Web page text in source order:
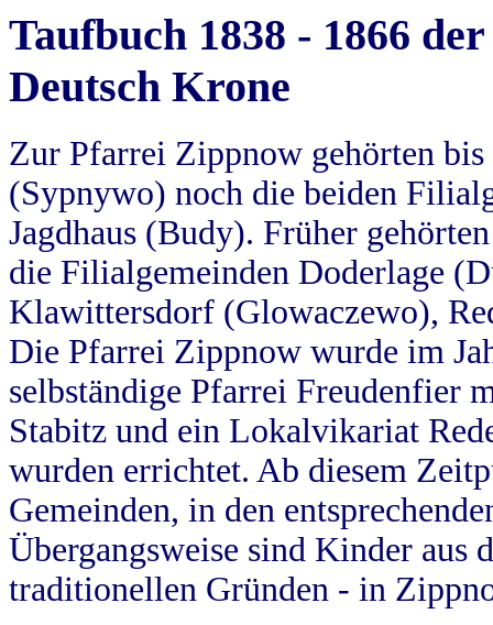
Taufbuch 1838 - 1866
Deutsch Krone
Zur Pfarrei Zippnow gehörten
(Sypnywo) noch die beiden
Jagdhaus (Budy). Früher
die Filialgemeinden Doderlage
Klawittersdorf (Glowaczewo),
Die Pfarrei Zippnow wurde im
selbständige Pfarrei Freudenfier
Stabitz und ein Lokalvikariat
wurden errichtet. Ab diesem
Gemeinden, in den
Übergangsweise sind Kinder aus
traditionellen Gründen - in